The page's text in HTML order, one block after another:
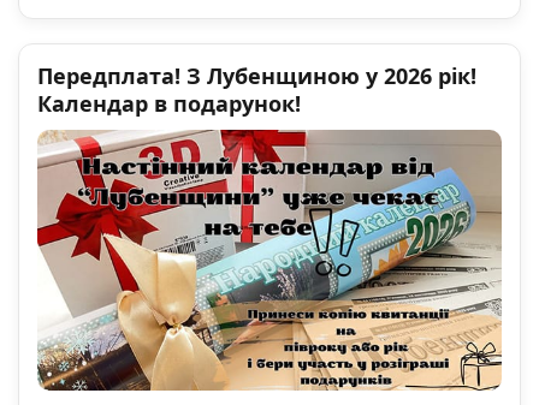
Передплата! З Лубенщиною у 2026 рік!
Календар в подарунок!